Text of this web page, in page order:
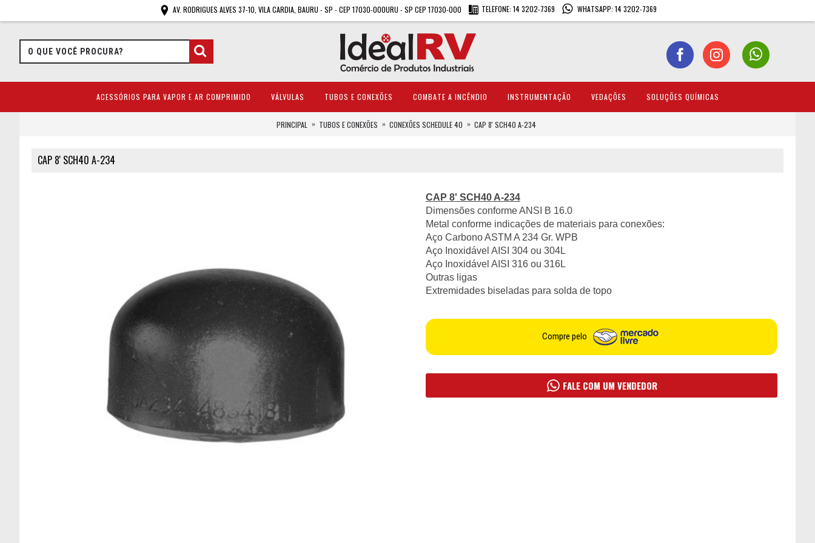
AV. RODRIGUES ALVES 37-10, VILA CARDIA, BAURU - SP - CEP 17030-000URU - SP CEP 17030-000 TELEFONE: 14 3202-7369 WHATSAPP: 14 3202-7369
ACESSÓRIOS PARA VAPOR E AR COMPRIMIDO VÁLVULAS TUBOS E CONEXÕES COMBATE A INCÊNDIO INSTRUMENTAÇÃO VEDAÇÕES SOLUÇÕES QUÍMICAS
PRINCIPAL TUBOS E CONEXÕES CONEXÕES SCHEDULE 40 CAP 8' SCH40 A-234
CAP 8' SCH40 A-234
CAP 8' SCH40 A-234
Dimensões conforme ANSI B 16.0
Metal conforme indicações de materiais para conexões:
Aço Carbono ASTM A 234 Gr. WPB
Aço Inoxidável AISI 304 ou 304L
Aço Inoxidável AISI 316 ou 316L
Outras ligas
Extremidades biseladas para solda de topo
Compre pelo
FALE COM UM VENDEDOR